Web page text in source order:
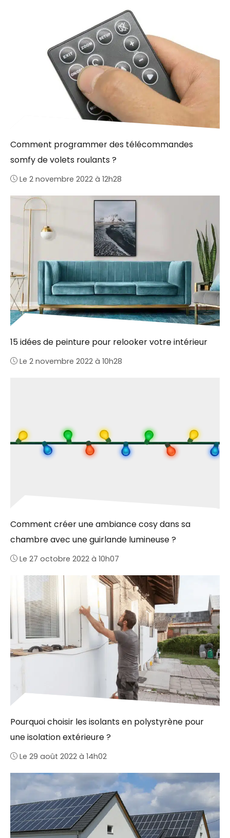
Comment programmer des télécommandes
somfy de volets roulants ?
Le 2 novembre 2022 à 12h28
15 idées de peinture pour relooker votre intérieur
Le 2 novembre 2022 à 10h28
Comment créer une ambiance cosy dans sa
chambre avec une guirlande lumineuse ?
Le 27 octobre 2022 à 10h07
Pourquoi choisir les isolants en polystyrène pour
une isolation extérieure ?
Le 29 août 2022 à 14h02